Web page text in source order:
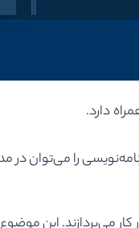
دارد.
را می‌توان در